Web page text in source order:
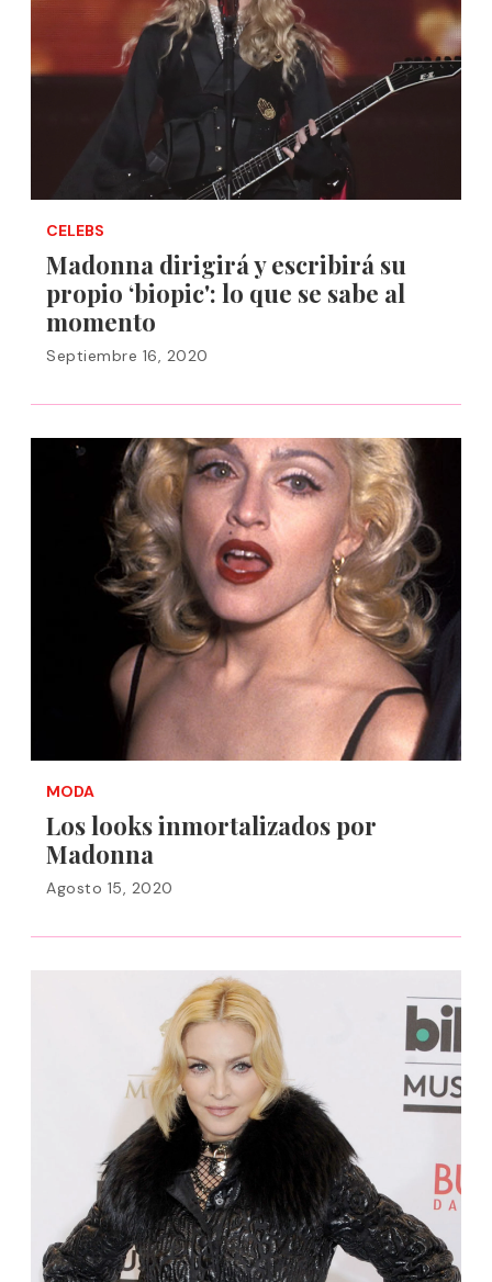
CELEBS
Madonna dirigirá y escribirá su
propio ‘biopic': lo que se sabe al
momento
Septiembre 16, 2020
MODA
Los looks inmortalizados por
Madonna
Agosto 15, 2020